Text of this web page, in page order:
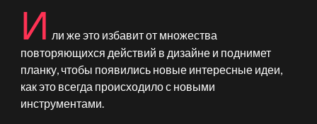
И ли же это избавит от множества
повторяющихся действий в дизайне и поднимет
планку, чтобы появились новые интересные идеи,
как это всегда происходило с новыми
инструментами.